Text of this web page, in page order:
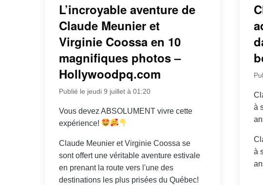
L’incroyable aventure de
Claude Meunier et
Virginie Coossa en 10
magnifiques photos –
Hollywoodpq.com
Publié le jeudi 9 juillet à 01:20
Vous devez ABSOLUMENT vivre cette
expérience!
Claude Meunier et Virginie Coossa se
sont offert une véritable aventure estivale
en prenant la route vers l'une des
destinations les plus prisées du Québec!
à
à